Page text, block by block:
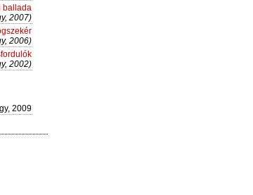
ballada
2007)
2006)
2002)
2009